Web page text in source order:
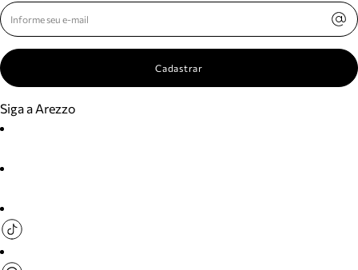
Cadastrar
Siga a Arezzo